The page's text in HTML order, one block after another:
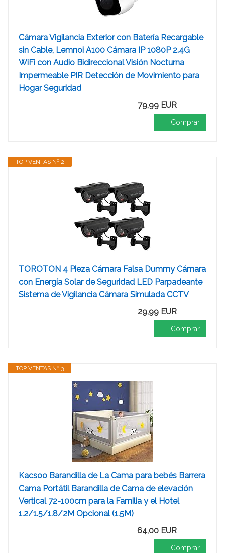
Cámara Vigilancia Exterior con Batería Recargable
sin Cable, Lemnoi A100 Cámara IP 1080P 2.4G
WiFi con Audio Bidireccional Visión Nocturna
Impermeable PIR Detección de Movimiento para
Hogar Seguridad
79,99 EUR
Comprar
TOP VENTAS Nº 2
TOROTON 4 Pieza Cámara Falsa Dummy Cámara
con Energía Solar de Seguridad LED Parpadeante
Sistema de Vigilancia Cámara Simulada CCTV
29,99 EUR
Comprar
TOP VENTAS Nº 3
Kacsoo Barandilla de La Cama para bebés Barrera
Cama Portátil Barandilla de Cama de elevación
Vertical 72-100cm para la Familia y el Hotel
1.2/1.5/1.8/2M Opcional (1.5M)
64,00 EUR
Comprar